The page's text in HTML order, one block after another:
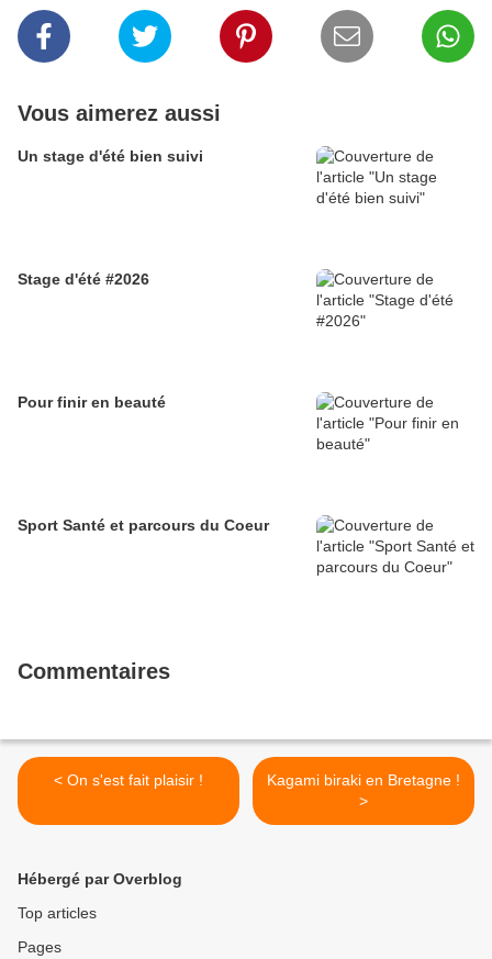
Vous aimerez aussi
Un stage d'été bien suivi
Stage d'été #2026
Pour finir en beauté
Sport Santé et parcours du Coeur
Commentaires
< On s'est fait plaisir !
Kagami biraki en Bretagne !
>
Hébergé par Overblog
Top articles
Pages